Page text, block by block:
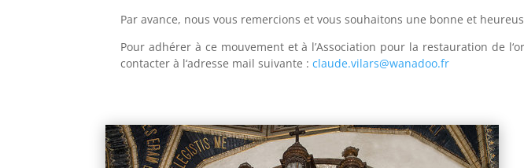
Par avance, nous vous remercions et vous souhaitons une bonne et
Pour adhérer à ce mouvement et à l’Association pour la restauration de
contacter à l‘adresse mail suivante :claude.vilars@wanadoo.fr